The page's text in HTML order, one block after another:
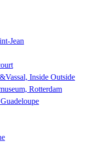
Jean
Inside Outside
Rotterdam